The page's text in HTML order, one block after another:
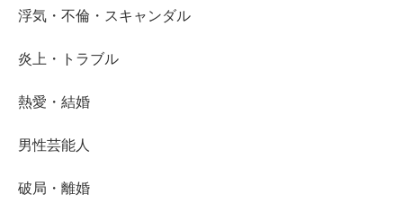
浮気・不倫・スキャンダル
炎上・トラブル
熱愛・結婚
男性芸能人
破局・離婚